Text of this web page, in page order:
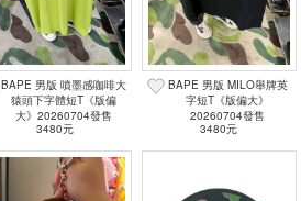
BAPE 男版 噴墨感咖啡大
猿頭下字體短T《版偏
大》20260704發售
3480元
BAPE 男版 MILO舉牌英
字短T《版偏大》
20260704發售
3480元